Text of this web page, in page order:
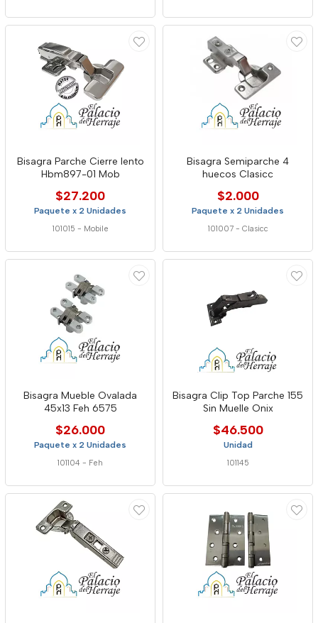
Bisagra Parche Cierre lento
Hbm897-01 Mob
$27.200
Paquete x 2 Unidades
101015 - Mobile
Bisagra Semiparche 4
huecos Clasicc
$2.000
Paquete x 2 Unidades
101007 - Clasicc
Bisagra Mueble Ovalada
45x13 Feh 6575
$26.000
Paquete x 2 Unidades
101104 - Feh
Bisagra Clip Top Parche 155
Sin Muelle Onix
$46.500
Unidad
101145